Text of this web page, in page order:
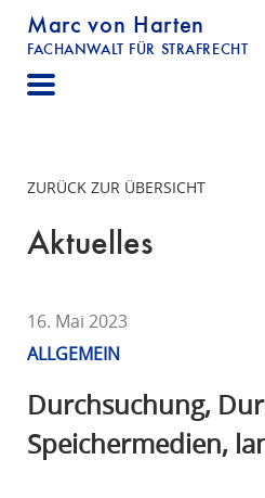
Marc von Harten
FACHANWALT FÜR STRAFRECHT
STRAFRECHT |
ZURÜCK ZUR ÜBERSICHT
Aktuelles
16. Mai 2023
ALLGEMEIN
Durchsuchung,
Speichermedien,